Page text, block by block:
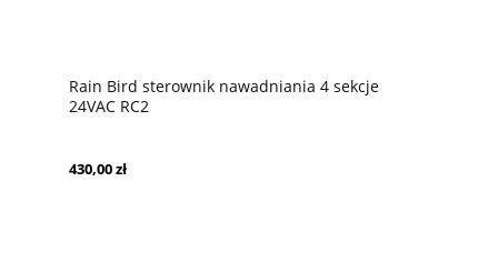
Rain Bird sterownik nawadniania 4 sekcje
24VAC RC2
430,00 zł